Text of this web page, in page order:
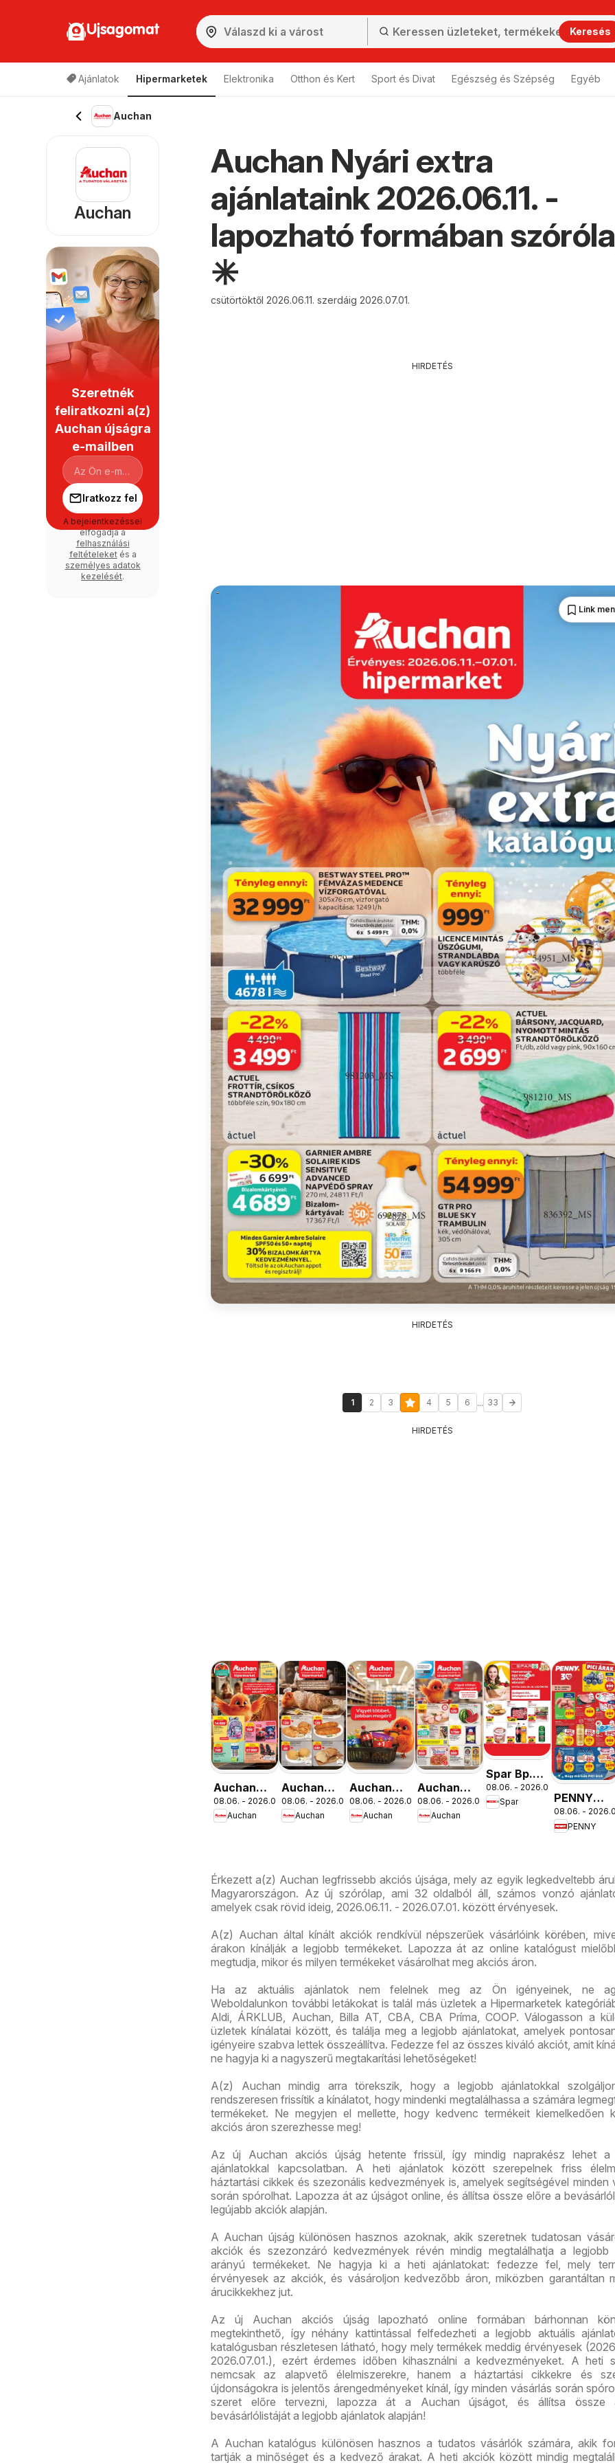
Ujsagomat Keresés
Ajánlatok Hipermarketek Elektronika Otthon és Kert Sport és Divat Egészség és Szépség Egyéb
Auchan
Auchan Nyári extra
ajánlataink 2026.06.11. -
lapozható formában
✳️
csütörtöktől 2026.06.11. szerdáig 2026.07.01.
HIRDETÉS
Link
HIRDETÉS
1 2 3 4 5 6 ... 33
HIRDETÉS
Auchan
Iskolakezdés
ajánlatok
08.06. - 2026.08.19.
Auchan
Auchan
Pékség
ajánlataink
08.06. - 2026.08.12.
Auchan
Auchan
Mennyiségi
kedvezmény
08.06. - 2026.08.19.
Auchan
Auchan
Szupermarket
akciós
08.06. - 2026.08.12.
Auchan
Spar Bp.
XIII.
Országbíró
08.06. - 2026.08.12.
Spar
PENNY
aktuális
akciós
08.06. -
PENNY
Érkezett a(z) Auchan legfrissebb akciós újsága, mely az egyik legkedveltebb
Magyarországon. Az új szórólap, ami 32 oldalból áll, számos vonzó
amelyek csak rövid ideig, 2026.06.11. - 2026.07.01. között érvényesek.
A(z) Auchan által kínált akciók rendkívül népszerűek vásárlóink körében,
árakon kínálják a legjobb termékeket. Lapozza át az online katalógust
megtudja, mikor és milyen termékeket vásárolhat meg akciós áron.
Ha az aktuális ajánlatok nem felelnek meg az Ön igényeinek, ne
Weboldalunkon további letákokat is talál más üzletek a Hipermarketek
Aldi, ÁRKLUB, Auchan, Billa AT, CBA, CBA Príma, COOP. Válogasson a
üzletek kínálatai között, és találja meg a legjobb ajánlatokat, amelyek
igényeire szabva lettek összeállítva. Fedezze fel az összes kiváló akciót, amit
ne hagyja ki a nagyszerű megtakarítási lehetőségeket!
A(z) Auchan mindig arra törekszik, hogy a legjobb ajánlatokkal
rendszeresen frissítik a kínálatot, hogy mindenki megtalálhassa a számára
termékeket. Ne megyjen el mellette, hogy kedvenc termékeit kiemelkedően
akciós áron szerezhesse meg!
Az új Auchan akciós újság hetente frissül, így mindig naprakész lehet a
ajánlatokkal kapcsolatban. A heti ajánlatok között szerepelnek friss
háztartási cikkek és szezonális kedvezmények is, amelyek segítségével minden
során spórolhat. Lapozza át az újságot online, és állítsa össze előre a
legújabb akciók alapján.
A Auchan újság különösen hasznos azoknak, akik szeretnek tudatosan
akciók és szezonzáró kedvezmények révén mindig megtalálhatja a legjobb
arányú termékeket. Ne hagyja ki a heti ajánlatokat: fedezze fel, mely
érvényesek az akciók, és vásároljon kedvezőbb áron, miközben garantáltan
árucikkekhez jut.
Az új Auchan akciós újság lapozható online formában bárhonnan
megtekinthető, így néhány kattintással felfedezheti a legjobb aktuális
katalógusban részletesen látható, hogy mely termékek meddig érvényesek
2026.07.01.), ezért érdemes időben kihasználni a kedvezményeket. A heti
nemcsak az alapvető élelmiszerekre, hanem a háztartási cikkekre és
újdonságokra is jelentős árengedményeket kínál, így minden vásárlás során
szeret előre tervezni, lapozza át a Auchan újságot, és állítsa össze
bevásárlólistáját a legjobb ajánlatok alapján!
A Auchan katalógus különösen hasznos a tudatos vásárlók számára, akik
tartják a minőséget és a kedvező árakat. A heti akciók között mindig
Auchan
Szeretnék
feliratkozni a(z)
Auchan újságra
e-mailben
Iratkozz fel
A bejelentkezéssel
elfogadja a
felhasználási
feltételeketés a
személyes adatok
kezelését.